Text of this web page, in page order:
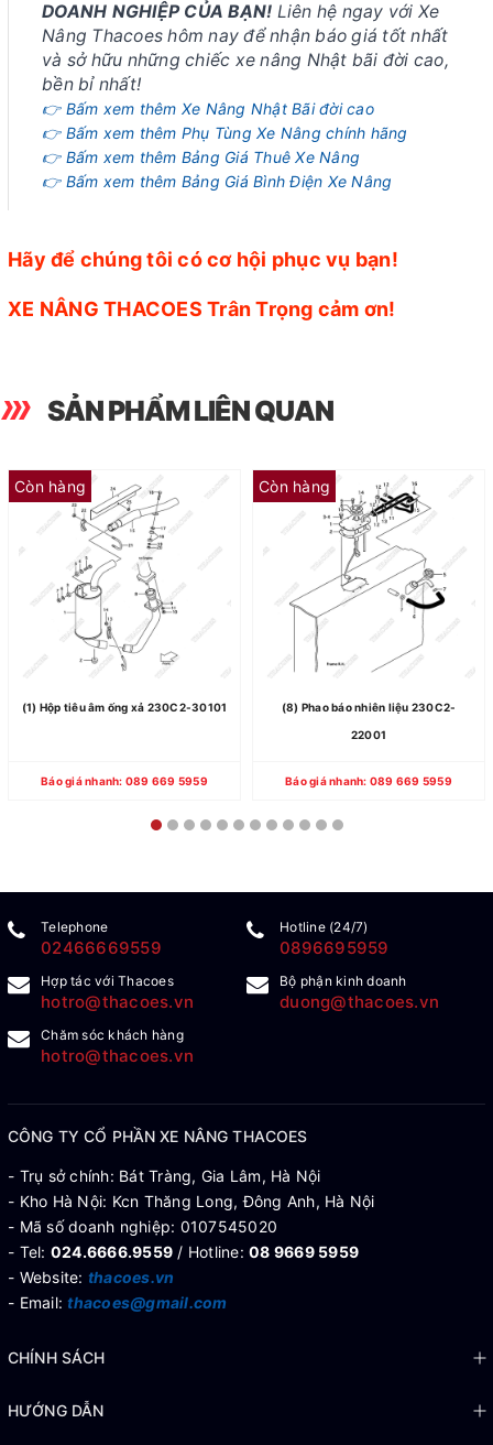
DOANH NGHIỆP CỦA BẠN! Liên hệ ngay với Xe
Nâng Thacoes hôm nay để nhận báo giá tốt nhất
và sở hữu những chiếc xe nâng Nhật bãi đời cao,
bền bỉ nhất!
👉 Bấm xem thêm Xe Nâng Nhật Bãi đời cao
👉 Bấm xem thêm Phụ Tùng Xe Nâng chính hãng
👉 Bấm xem thêm Bảng Giá Thuê Xe Nâng
👉 Bấm xem thêm Bảng Giá Bình Điện Xe Nâng
Hãy để chúng tôi có cơ hội phục vụ bạn!
XE NÂNG THACOES Trân Trọng cảm ơn!
SẢN PHẨM LIÊN QUAN
Còn hàng
(1) Hộp tiêu âm ống xả 230C2-30101
Báo giá nhanh: 089 669 5959
Còn hàng
(8) Phao báo nhiên liệu 230C2-
22001
Báo giá nhanh: 089 669 5959
Telephone
02466669559
Hotline (24/7)
0896695959
Hợp tác với Thacoes
hotro@thacoes.vn
Bộ phận kinh doanh
duong@thacoes.vn
Chăm sóc khách hàng
hotro@thacoes.vn
CÔNG TY CỔ PHẦN XE NÂNG THACOES
- Trụ sở chính: Bát Tràng, Gia Lâm, Hà Nội
- Kho Hà Nội: Kcn Thăng Long, Đông Anh, Hà Nội
- Mã số doanh nghiệp: 0107545020
- Tel: 024.6666.9559 / Hotline: 08 9669 5959
- Website: thacoes.vn
- Email:thacoes@gmail.com
CHÍNH SÁCH
HƯỚNG DẪN